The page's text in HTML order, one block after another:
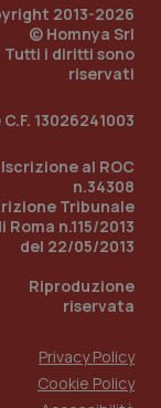
2013-2026
© Homnya Srl
Tutti i diritti sono
riservati
C.F. 13026241003
Iscrizione al ROC
n.34308
Tribunale
Roma n.115/2013
del 22/05/2013
Riproduzione
riservata
Privacy Policy
Cookie Policy
2
LLC
1
mese